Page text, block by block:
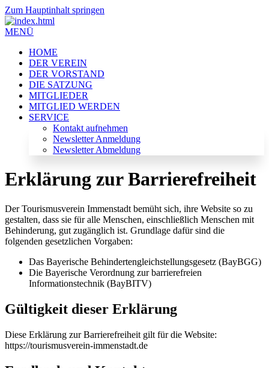
Zum Hauptinhalt springen
MENÜ
HOME
DER VEREIN
DER VORSTAND
DIE SATZUNG
MITGLIEDER
MITGLIED WERDEN
SERVICE
Kontakt aufnehmen
Newsletter Anmeldung
Newsletter Abmeldung
Erklärung zur Barrierefreiheit
Der Tourismusverein Immenstadt bemüht sich, ihre Website so zu
gestalten, dass sie für alle Menschen, einschließlich Menschen mit
Behinderung, gut zugänglich ist. Grundlage dafür sind die
folgenden gesetzlichen Vorgaben:
Das Bayerische Behindertengleichstellungsgesetz (BayBGG)
Die Bayerische Verordnung zur barrierefreien
Informationstechnik (BayBITV)
Gültigkeit dieser Erklärung
Diese Erklärung zur Barrierefreiheit gilt für die Website:
https://tourismusverein-immenstadt.de